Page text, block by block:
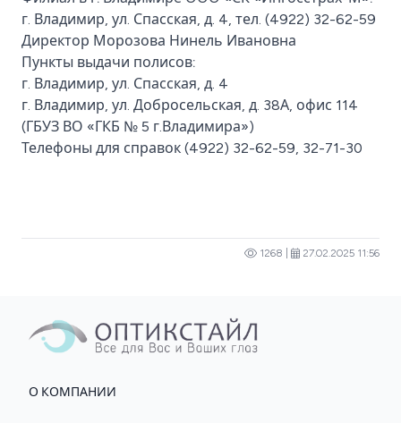
г. Владимир, ул. Спасская, д. 4, тел. (4922) 32-62-59
Директор Морозова Нинель Ивановна
Пункты выдачи полисов:
г. Владимир, ул. Спасская, д. 4
г. Владимир, ул. Добросельская, д. 38А, офис 114
(ГБУЗ ВО «ГКБ № 5 г.Владимира»)
Телефоны для справок (4922) 32-62-59, 32-71-30
1268 | 27.02.2025 11:56
О КОМПАНИИ